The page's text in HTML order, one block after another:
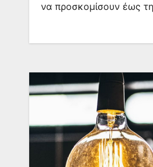
να προσκομίσουν έως